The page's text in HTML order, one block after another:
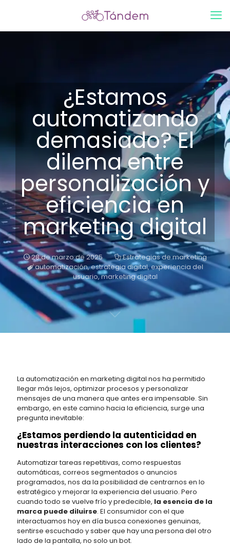
¿Estamos
automatizando
demasiado? El
dilema entre
personalización y
eficiencia en
marketing digital
28 de marzo de 2025
Estrategias de marketing
automatización,estrategia digital,experiencia del
usuario,marketing digital
La automatización en marketing digital nos ha permitido
llegar más lejos, optimizar procesos y personalizar
mensajes de una manera que antes era impensable. Sin
embargo, en este camino hacia la eficiencia, surge una
pregunta inevitable:
¿Estamos perdiendo la autenticidad en
nuestras interacciones con los clientes?
Automatizar tareas repetitivas, como respuestas
automáticas, correos segmentados o anuncios
programados, nos da la posibilidad de centrarnos en lo
estratégico y mejorar la experiencia del usuario. Pero
cuando todo se vuelve frío y predecible, la esencia de la
marca puede diluirse. El consumidor con el que
interactuamos hoy en día busca conexiones genuinas,
sentirse escuchado y saber que hay una persona del otro
lado de la pantalla, no solo un bot.